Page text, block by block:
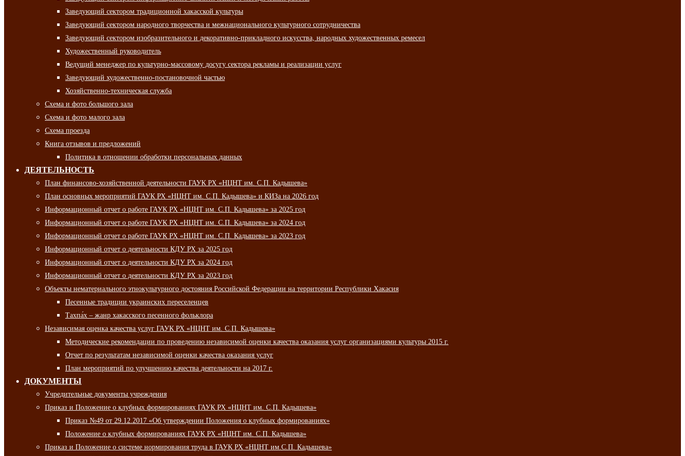
Заведующий сектором традиционной хакасской культуры
Заведующий сектором народного творчества и межнационального культурного сотрудничества
Заведующий сектором изобразительного и декоративно-прикладного искусства, народных художественных ремесел
Художественный руководитель
Ведущий менеджер по культурно-массовому досугу сектора рекламы и реализации услуг
Заведующий художественно-постановочной частью
Хозяйственно-техническая служба
Схема и фото большого зала
Схема и фото малого зала
Схема проезда
Книга отзывов и предложений
Политика в отношении обработки персональных данных
ДЕЯТЕЛЬНОСТЬ
План финансово-хозяйственной деятельности ГАУК РХ «НЦНТ им. С.П. Кадышева»
План основных мероприятий ГАУК РХ «НЦНТ им. С.П. Кадышева» и КИЗа на 2026 год
Информационный отчет о работе ГАУК РХ «НЦНТ им. С.П. Кадышева» за 2025 год
Информационный отчет о работе ГАУК РХ «НЦНТ им. С.П. Кадышева» за 2024 год
Информационный отчет о работе ГАУК РХ «НЦНТ им. С.П. Кадышева» за 2023 год
Информационный отчет о деятельности КДУ РХ за 2025 год
Информационный отчет о деятельности КДУ РХ за 2024 год
Информационный отчет о деятельности КДУ РХ за 2023 год
Объекты нематериального этнокультурного достояния Российской Федерации на территории Республики Хакасия
Песенные традиции украинских переселенцев
Тахпа́х – жанр хакасского песенного фольклора
Независимая оценка качества услуг ГАУК РХ «НЦНТ им. С.П. Кадышева»
Методические рекомендации по проведению независимой оценки качества оказания услуг организациями культуры 2015 г.
Отчет по результатам независимой оценки качества оказания услуг
План мероприятий по улучшению качества деятельности на 2017 г.
ДОКУМЕНТЫ
Учредительные документы учреждения
Приказ и Положение о клубных формированиях ГАУК РХ «НЦНТ им. С.П. Кадышева»
Приказ №49 от 29.12.2017 «Об утверждении Положения о клубных формированиях»
Положение о клубных формированиях ГАУК РХ «НЦНТ им. С.П. Кадышева»
Приказ и Положение о системе нормирования труда в ГАУК РХ «НЦНТ им.С.П. Кадышева»